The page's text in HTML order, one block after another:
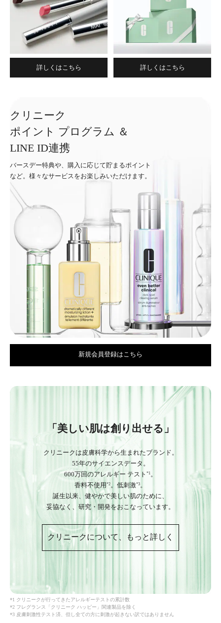
詳しくはこちら 詳しくはこちら
クリニーク
ポイント プログラム ＆
LINE ID連携
バースデー特典や、購入に応じて貯まるポイント
など。様々なサービスをお楽しみいただけます。
新規会員登録はこちら
「美しい肌は創り出せる」
クリニークは皮膚科学から生まれたブランド。
55年のサイエンスデータ。
600万回のアレルギー テスト *1。
香料不使用 *2。低刺激*3。
誕生以来、健やかで美しい肌のために、
妥協なく、研究・開発をおこなっています。
クリニークについて、もっと詳しく
*1 クリニークが行ってきたアレルギーテストの累計数
*2 フレグランス「クリニーク ハッピー」関連製品を除く
*3 皮膚刺激性テスト済、但し全ての方に刺激が起きない訳ではありません